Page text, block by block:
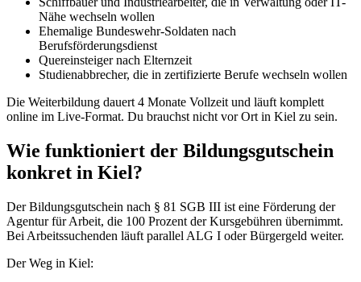
Nähe wechseln wollen
Ehemalige Bundeswehr-Soldaten nach
Berufsförderungsdienst
Quereinsteiger nach Elternzeit
Studienabbrecher, die in zertifizierte Berufe wechseln wollen
Die Weiterbildung dauert 4 Monate Vollzeit und läuft komplett
online im Live-Format. Du brauchst nicht vor Ort in Kiel zu sein.
Wie funktioniert der Bildungsgutschein
konkret in Kiel?
Der Bildungsgutschein nach § 81 SGB III ist eine Förderung der
Agentur für Arbeit, die 100 Prozent der Kursgebühren übernimmt.
Bei Arbeitssuchenden läuft parallel ALG I oder Bürgergeld weiter.
Der Weg in Kiel: